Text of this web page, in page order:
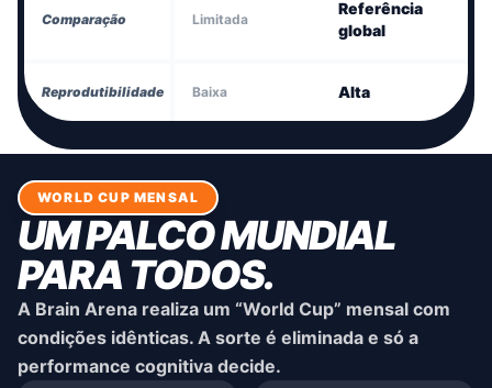
Comparação Limitada
Referência
global
Reprodutibilidade Baixa Alta
WORLD CUP MENSAL
UM PALCO MUNDIAL
PARA TODOS.
A Brain Arena realiza um “World Cup” mensal com
condições idênticas. A sorte é eliminada e só a
performance cognitiva decide.